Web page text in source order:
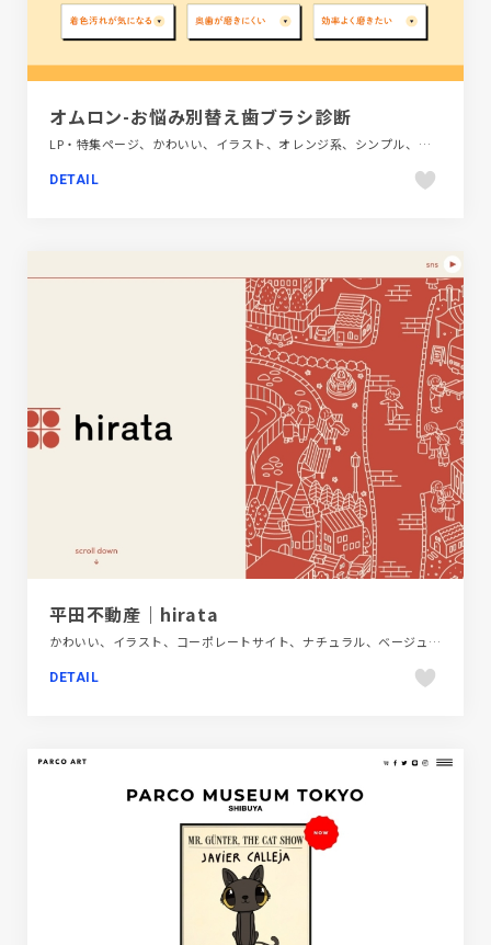
オムロン-お悩み別替え歯ブラシ診断
LP・特集ページ、かわいい、イラスト、オレンジ系、シンプル、ナチュラル、ブルー系、ホワイト系、医療・ヘルスケア
DETAIL
平田不動産｜hirata
かわいい、イラスト、コーポレートサイト、ナチュラル、ベージュ・ゴールド系、モーション多め、レッド系、建設・住宅・不動産
DETAIL